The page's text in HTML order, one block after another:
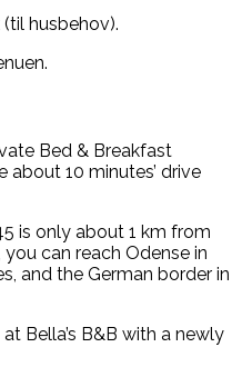
husbehov).
Bed & Breakfast
about 10 minutes’ drive
is only about 1 km from
you can reach Odense in
and the German border in
Bella’s B&B with a newly